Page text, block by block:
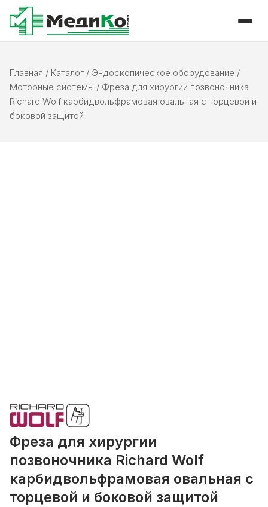
Главная / Каталог / Эндоскопическое оборудование /
Моторные системы / Фреза для хирургии позвоночника
Richard Wolf карбидвольфрамовая овальная с торцевой и
боковой защитой
Фреза для хирургии
позвоночника Richard Wolf
карбидвольфрамовая овальная с
торцевой и боковой защитой